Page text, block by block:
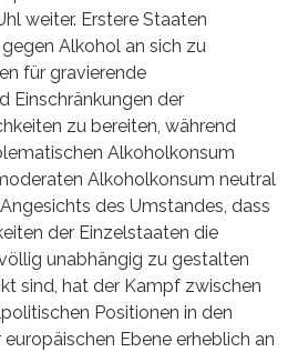
weiter. Erstere Staaten
Alkohol an sich zu
für gravierende
Einschränkungen der
zu bereiten, während
Alkoholkonsum
Alkoholkonsum neutral
des Umstandes, dass
der Einzelstaaten die
unabhängig zu gestalten
sind, hat der Kampf zwischen
Positionen in den
Ebene erheblich an